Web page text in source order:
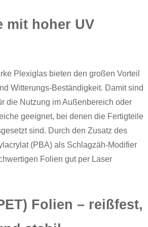
mit hoher UV
Plexiglas bieten den großen Vorteil
Witterungs-Beständigkeit. Damit sind
die Nutzung im Außenbereich oder
geeignet, bei denen die Fertigteile
sind. Durch den Zusatz des
(PBA) als Schlagzäh-Modifier
Folien gut per Laser
Folien – reißfest,